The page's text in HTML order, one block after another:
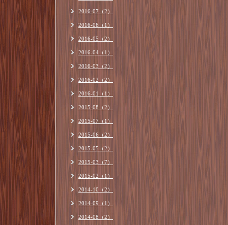
2016-07（2）
2016-06（1）
2016-05（2）
2016-04（1）
2016-03（2）
2016-02（2）
2016-01（1）
2015-08（2）
2015-07（1）
2015-06（2）
2015-05（2）
2015-03（7）
2015-02（1）
2014-10（2）
2014-09（1）
2014-08（2）